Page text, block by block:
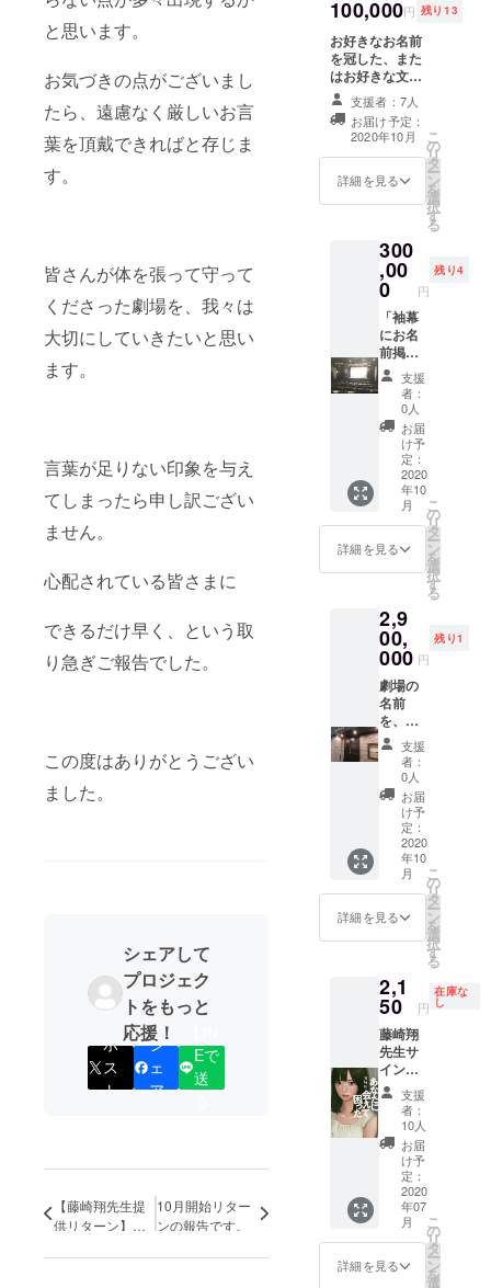
と思います。
お気づきの点がございまし
たら、遠慮なく厳しいお言
葉を頂戴できればと存じま
す。
皆さんが体を張って守って
くださった劇場を、我々は
大切にしていきたいと思い
ます。
言葉が足りない印象を与え
てしまったら申し訳ござい
ません。
心配されている皆さまに
できるだけ早く、という取
り急ぎご報告でした。
この度はありがとうござい
ました。
シェアして
プロジェク
トをもっと
応援！
ポ
ス
ト
シ
ェ
ア
Eで
送
【藤崎翔先生提
供リターン】を
た。
10月開始リター
ンの報告です。
更をお願いする
事がございま
す。
100,000円 残り13
お好きなお名前
を冠した、また
はお好きな文言
をタイトルに入
れたライブの開
催！ 「ネーミン
グライツライブ
の開催」 ・オリ
ジナルの冠ライ
希望のお名前を
ご記入くださ
い。 ・公序良俗
に反する場合や
不適切と判断さ
れた場合は変更
をお願いする事
がございます。
・一回開催とな
ります。 ・お誕
生日のプレゼン
トやプロポーズ
のサプライズ
に。 ・K-PRO様
ご協力の元に、
バティオス、V-1
で開催のK-PRO
主催ライブにて
相談させて頂く
事がございま
支援者：7人
お届け予定：
2020年10月
詳細を見る
こ
の
リ
タ
ー
ン
を
選
択
す
る
300
,00
0 円
残り4
「袖幕
にお名
前掲
示」 ・
期間一
年間 。
・バ
ティオ
ス、V-1
からお
選びい
ただけ
ます。
・文面
の指定
できま
考欄に
ご記入
くださ
い。
（公序
良俗に
反する
場合や
不適切
と判断
された
場合は
変更を
お願い
する事
がござ
いま
す。）
支援
者：
0人
お届
け予
定：
2020
年10
月
詳細を見る
こ
の
リ
タ
ー
ン
を
選
択
す
る
2,9
00,
000 円
残り1
劇場の
名前
を、あ
なたの
好きな
名前
に！
「劇場
のネー
ミング
ライ
ツ」 ・
期間、
半年
間。 ・
会場は
す。 ・
文面を
ご指定
頂けま
す。備
考欄に
ご記入
くださ
い。
企業名
や店舗
名、商
品名な
どもご
指定頂
けま
す。
支援
者：
0人
お届
け予
定：
2020
年10
月
詳細を見る
こ
の
リ
タ
ー
ン
を
選
択
す
る
2,1
50 円
在庫な
し
藤崎翔
先生サ
イン＆
メッ
セージ
入り著
書『あ
なたに
会えて
困っ
た』
「第34
回横溝
正史ミ
ステリ
支援
者：
10人
お届
け予
定：
2020
年07
月
詳細を見る
こ
の
リ
タ
ー
ン
を
選